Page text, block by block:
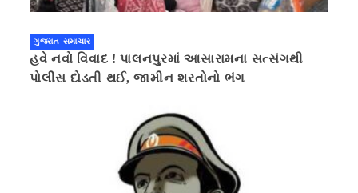
ગુજરાત સમાચાર
હવે નવો વિવાદ ! પાલનપુરમાં આસારામના સત્સંગથી
પોલીસ દોડતી થઈ, જામીન શરતોનો ભંગ